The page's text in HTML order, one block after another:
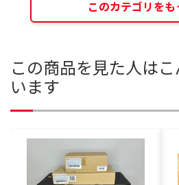
このカテゴリをも
この商品を見た人は
います